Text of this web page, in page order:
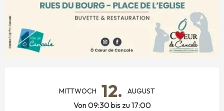
MITTWOCH 12. AUGUST
Von 09:30 bis zu 17:00